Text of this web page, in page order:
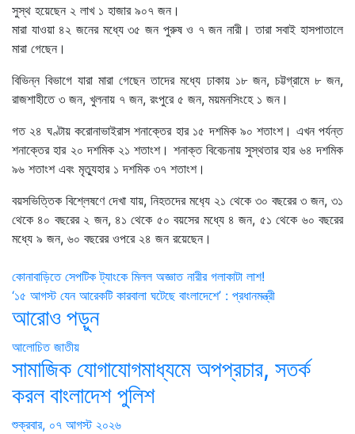
সুস্থ হয়েছেন ২ লাখ ১ হাজার ৯০৭ জন।
মারা যাওয়া ৪২ জনের মধ্যে ৩৫ জন পুরুষ ও ৭ জন নারী। তারা সবাই হাসপাতালে
মারা গেছেন।
বিভিন্ন বিভাগে যারা মারা গেছেন তাদের মধ্যে ঢাকায় ১৮ জন, চট্টগ্রামে ৮ জন,
রাজশাহীতে ৩ জন, খুলনায় ৭ জন, রংপুরে ৫ জন, ময়মনসিংহে ১ জন।
গত ২৪ ঘণ্টায় করোনাভাইরাস শনাক্তের হার ১৫ দশমিক ৯০ শতাংশ। এখন পর্যন্ত
শনাক্তের হার ২০ দশমিক ২১ শতাংশ। শনাক্ত বিবেচনায় সুস্থতার হার ৬৪ দশমিক
৯৬ শতাংশ এবং মৃত্যুহার ১ দশমিক ৩৭ শতাংশ।
বয়সভিত্তিক বিশ্লেষণে দেখা যায়, নিহতদের মধ‌্যে ২১ থেকে ৩০ বছরের ৩ জন, ৩১
থেকে ৪০ বছরের ২ জন, ৪১ থেকে ৫০ বয়সের মধ্যে ৪ জন, ৫১ থেকে ৬০ বছরের
মধ্যে ৯ জন, ৬০ বছরের ওপরে ২৪ জন রয়েছেন।
Post
navigation
কোনাবাড়িতে সেপটিক ট্যাংকে মিলল অজ্ঞাত নারীর গলাকাটা লাশ!
‘১৫ আগস্ট যেন আরেকটি কারবালা ঘটেছে বাংলাদেশে’ : প্রধানমন্ত্রী
আরোও পড়ুন
আলোচিত জাতীয়
সামাজিক যোগাযোগমাধ্যমে অপপ্রচার, সতর্ক
করল বাংলাদেশ পুলিশ
শুক্রবার, ০৭ আগস্ট ২০২৬